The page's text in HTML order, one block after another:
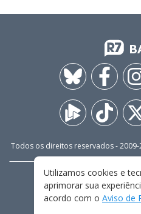
Todos os direitos reservados - 2009-
FALE
TERMOS E
Utilizamos cookies e
aprimorar sua
acordo com o Aviso de